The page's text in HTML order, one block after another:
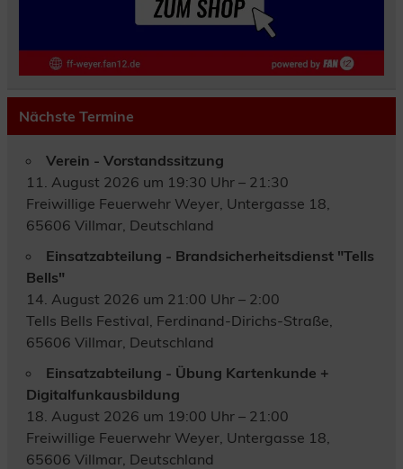
Nächste Termine
Verein - Vorstandssitzung
11. August 2026 um 19:30 Uhr – 21:30
Freiwillige Feuerwehr Weyer, Untergasse 18,
65606 Villmar, Deutschland
Einsatzabteilung - Brandsicherheitsdienst "Tells
Bells"
14. August 2026 um 21:00 Uhr – 2:00
Tells Bells Festival, Ferdinand-Dirichs-Straße,
65606 Villmar, Deutschland
Einsatzabteilung - Übung Kartenkunde +
Digitalfunkausbildung
18. August 2026 um 19:00 Uhr – 21:00
Freiwillige Feuerwehr Weyer, Untergasse 18,
65606 Villmar, Deutschland